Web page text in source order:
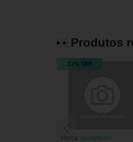
Produtos
12% OFF
Marca: QualyNutri